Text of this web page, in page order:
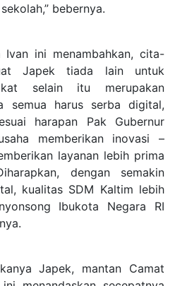
bebernya.
ini menambahkan, cita-
Japek tiada lain untuk
selain itu merupakan
semua harus serba digital,
harapan Pak Gubernur
memberikan inovasi –
layanan lebih prima
dengan semakin
kualitas SDM Kaltim lebih
Ibukota Negara RI
Japek, mantan Camat